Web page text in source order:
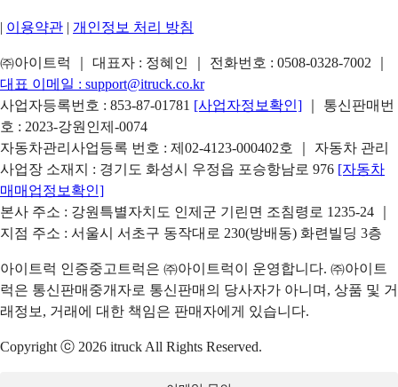
| 이용약관 | 개인정보 처리 방침
㈜아이트럭 ｜ 대표자 : 정혜인 ｜ 전화번호 : 0508-0328-7002
대표 이메일 : support@itruck.co.kr
사업자등록번호 : 853-87-01781 [사업자정보확인]
｜ 통신판매번
호 : 2023-강원인제-0074
자동차관리사업등록 번호 : 제02-4123-000402호 ｜ 자동차 관리
사업장 소재지 : 경기도 화성시 우정읍 포승항남로 976 [자동차
매매업정보확인]
본사 주소 : 강원특별자치도 인제군 기린면 조침령로 1235-24 ｜
지점 주소 : 서울시 서초구 동작대로 230(방배동) 화련빌딩 3층
아이트럭 인증중고트럭은 ㈜아이트럭이 운영합니다. ㈜아이트
럭은 통신판매중개자로 통신판매의 당사자가 아니며, 상품 및 거
래정보, 거래에 대한 책임은 판매자에게 있습니다.
Copyright ⓒ 2026 itruck All Rights Reserved.